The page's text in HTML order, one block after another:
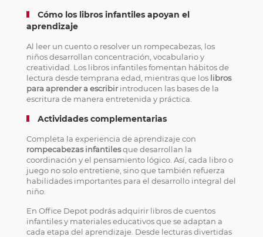
Cómo los libros infantiles apoyan el
aprendizaje
Al leer un cuento o resolver un rompecabezas, los
niños desarrollan concentración, vocabulario y
creatividad. Los libros infantiles fomentan hábitos de
lectura desde temprana edad, mientras que los libros
para aprender a escribirintroducen las bases de la
escritura de manera entretenida y práctica.
Actividades complementarias
Completa la experiencia de aprendizaje con
rompecabezas infantilesque desarrollan la
coordinación y el pensamiento lógico. Así, cada libro o
juego no solo entretiene, sino que también refuerza
habilidades importantes para el desarrollo integral del
niño.
En Office Depot podrás adquirir libros de cuentos
infantiles y materiales educativos que se adaptan a
cada etapa del aprendizaje. Desde lecturas divertidas